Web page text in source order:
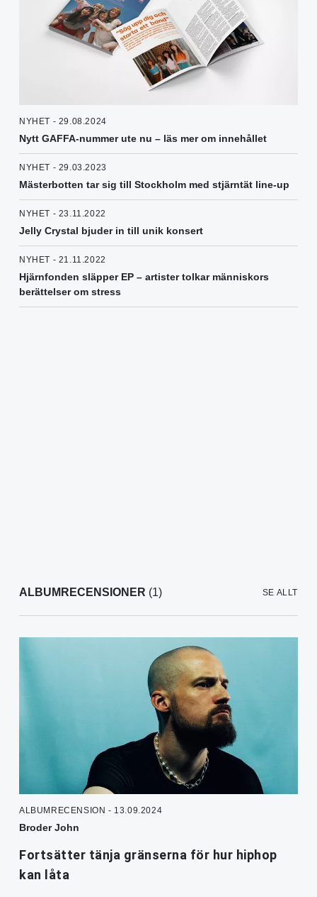
NYHET - 29.08.2024
Nytt GAFFA-nummer ute nu – läs mer om innehållet
NYHET - 29.03.2023
Mästerbotten tar sig till Stockholm med stjärntät line-up
NYHET - 23.11.2022
Jelly Crystal bjuder in till unik konsert
NYHET - 21.11.2022
Hjärnfonden släpper EP – artister tolkar människors
berättelser om stress
ALBUMRECENSIONER (1) SE ALLT
ALBUMRECENSION - 13.09.2024
Broder John
Fortsätter tänja gränserna för hur hiphop
kan låta